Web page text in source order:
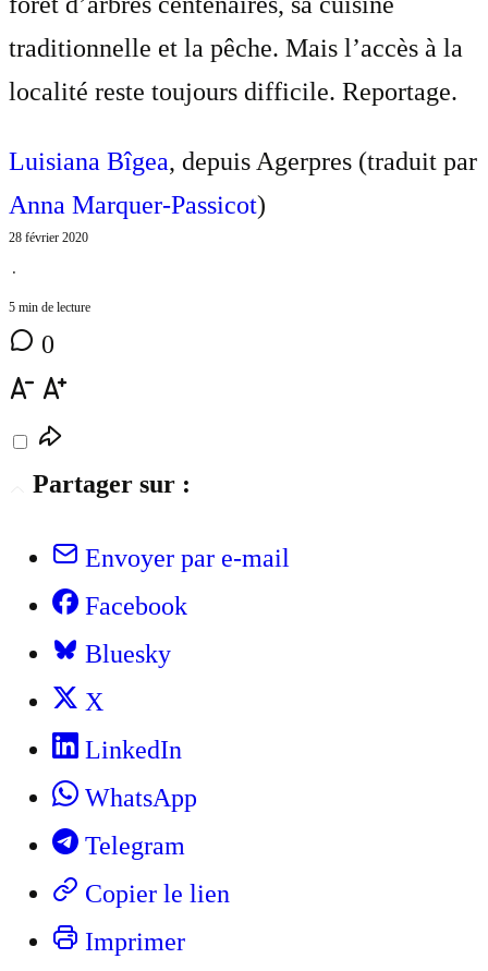
traditionnelle et la pêche. Mais l’accès à la
localité reste toujours difficile. Reportage.
Luisiana Bîgea, depuis Agerpres (traduit par
Anna Marquer-Passicot)
28 février 2020
⋅
5 min de lecture
0
Partager sur :
Envoyer par e-mail
Facebook
Bluesky
X
LinkedIn
WhatsApp
Telegram
Copier le lien
Imprimer